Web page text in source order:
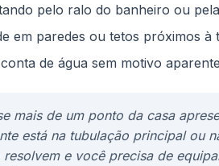
pelo ralo do banheiro ou
em paredes ou tetos próximos à
de água sem motivo
mais de um ponto da casa
está na tubulação principal ou
resolvem e você precisa de